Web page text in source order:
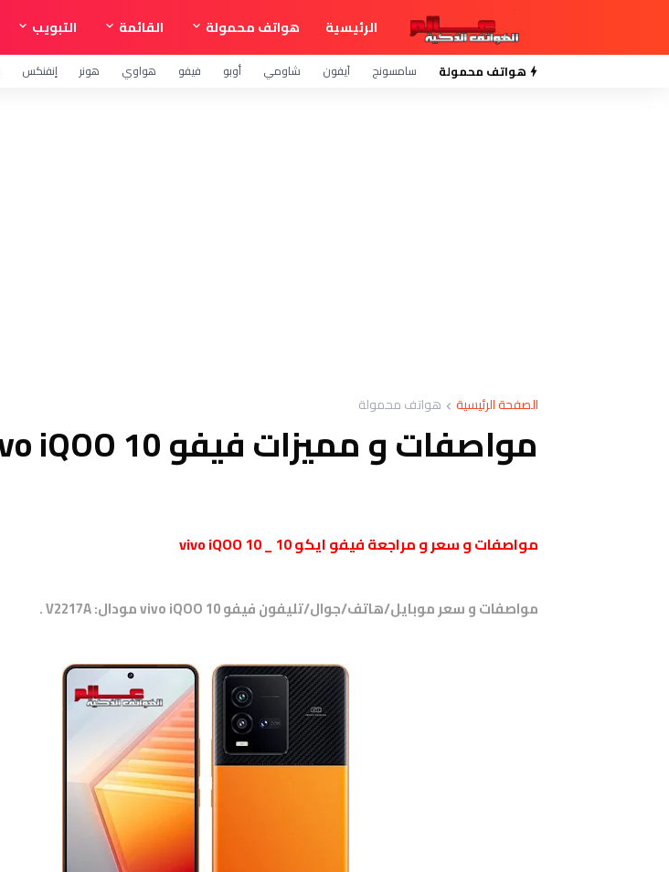
الرئيسية هواتف محمولة القائمة التبويب
هواتف محمولة سامسونج آيفون شاومي أوبو فيفو هواوي هونر إنفنكس
الصفحة الرئيسية هواتف محمولة
مواصفات و مميزات فيفو vivo iQOO 10
مواصفات و سعر و مراجعة فيفو ايكو 10 _ vivo iQOO 10
مواصفات و سعر موبايل/هاتف/جوال/تليفون فيفوvivo iQOO 10مودال:V2217A .